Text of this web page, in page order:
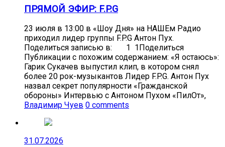
ПРЯМОЙ ЭФИР: F.P.G
23 июля в 13:00 в «Шоу Дня» на НАШЕм Радио
приходил лидер группы F.P.G Антон Пух.
Поделиться записью в: 1 1Поделиться
Публикации с похожим содержанием: «Я остаюсь»:
Гарик Сукачев выпустил клип, в котором снял
более 20 рок-музыкантов Лидер F.P.G. Антон Пух
назвал секрет популярности «Гражданской
обороны» Интервью с Антоном Пухом «ПилОт»,
Владимир Чуев 0 comments
31.07.2026